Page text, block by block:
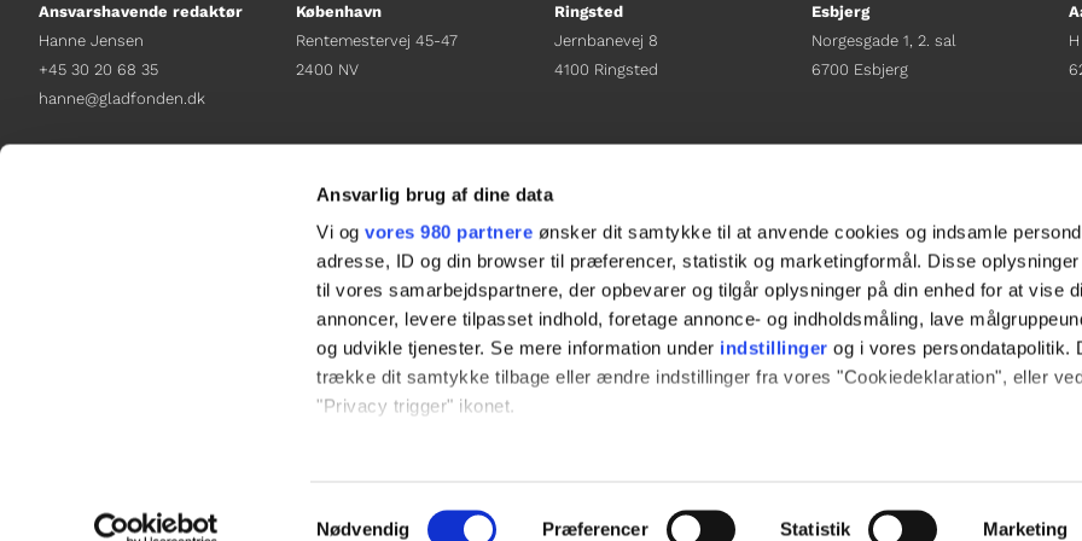
Ansvarlig brug af dine data
Vi ogvores 980 partnere ønsker dit samtykke til at anvende cookies og indsamle
adresse, ID og din browser til præferencer, statistik og marketingformål. Disse
til vores samarbejdspartnere, der opbevarer og tilgår oplysninger på din enhed for at vise
annoncer, levere tilpasset indhold, foretage annonce- og indholdsmåling, lave
og udvikle tjenester. Se mere information under indstillinger og i vores persondatapolitik.
trække dit samtykke tilbage eller ændre indstillinger fra vores "Cookiedeklaration", eller
"Privacy trigger" ikonet.
Vi bruger cookies til at tilpasse vores indhold og annoncer, til at vise dig funktioner til
Samtykkevalg
Nødvendig Præferencer Statistik Marketing
Ansvarshavende redaktør
Hanne Jensen
+45 30 20 68 35
hanne@gladfonden.dk
København
Rentemestervej 45-47
2400 NV
+45 38 12 01 00
Ringsted
Jernbanevej 8
4100 Ringsted
sacha.lw@gladfonden.dk
Esbjerg
Norgesgade 1, 2. sal
6700 Esbjerg
sanne.h@gladfonden.dk
   